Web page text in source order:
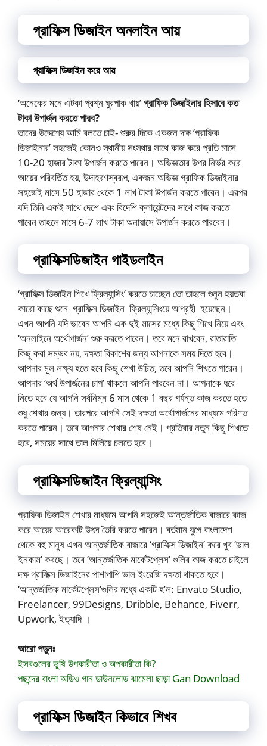
গ্রাফিক্স ডিজাইন অনলাইন আয়
গ্রাফিক্স ডিজাইন করে আয়
‘অনেকের মনে এটকা প্রশ্ন ঘুরপাক খায়’গ্রাফিক ডিজাইনার হিসাবে কত
টাকা উপার্জন করতে পারব?
তাদের উদ্দেশ্যে আমি বলতে চাই- শুরুর দিকে একজন দক্ষ ‘গ্রাফিক
ডিজাইনার’ সহজেই কোনও স্থানীয় সংস্থার সাথে কাজ করে প্রতি মাসে
10-20 হাজার টাকা উপার্জন করতে পারেন। অভিজ্ঞতার উপর নির্ভর করে
আয়ের পরিবর্তিত হয়, উদাহরণস্বরূপ, একজন অভিজ্ঞ গ্রাফিক ডিজাইনার
সহজেই মাসে 50 হাজার থেকে 1 লাখ টাকা উপার্জন করতে পারেন। এরপর
যদি তিনি একই সাথে দেশে এবং বিদেশি ক্লায়েন্টদের সাথে কাজ করতে
পারেন তাহলে মাসে 6-7 লাখ টাকা অনায়াসে উপার্জন করতে পারবেন।
গ্রাফিক্সডিজাইন গাইডলাইন
‘গ্রাফিক্স ডিজাইন শিখে ফ্রিল্যান্সিং’ করতে চাচ্ছেন তো তাহলে শুনুন হয়তবা
কারো কাছে শুনে গ্রাফিক্স ডিজাইন ফ্রিল্যান্সিংয়ে আগ্রহী হয়েছেন।
এখন আপনি যদি ভাবেন আপনি এক দুই মাসের মধ্যে কিছু শিখে নিয়ে এবং
‘অনলাইনে অর্থোপার্জন’ শুরু করতে পারেন। তবে মনে রাখবেন, রাতারাতি
কিছু করা সম্ভব নয়, দক্ষতা বিকাশের জন্য আপনাকে সময় দিতে হবে।
আপনার মূল লক্ষ্য হতে হবে কিছু শেখা উচিত, তবে আপনি শিখতে পারেন।
আপনার ‘অর্থ উপার্জনের চাপ’ থাকলে আপনি পারবেন না। আপনাকে ধরে
নিতে হবে যে আপনি সর্বনিম্ন 6 মাস থেকে 1 বছর পর্যন্ত কাজ করতে হতে
শুধু শেখার জন্য। তারপরে আপনি সেই দক্ষতা অর্থোপার্জনের মাধ্যমে পরিণত
করতে পারেন। তবে আপনার শেখার শেষ নেই। প্রতিবার নতুন কিছু শিখতে
হবে, সময়ের সাথে তাল মিলিয়ে চলতে হবে।
গ্রাফিক্সডিজাইন ফ্রিল্যান্সিং
গ্রাফিক ডিজাইন শেখার মাধ্যমে আপনি সহজেই আন্তর্জাতিক বাজারে কাজ
করে আয়ের আরেকটি উৎস তৈরি করতে পারেন। বর্তমান যুগে বাংলাদেশ
থেকে বহু মানুষ এখন আন্তর্জাতিক বাজারে ‘গ্রাফিক্স ডিজাইন’ করে খুব ‘ভাল
ইনকাম’ করছে। তবে ‘আন্তর্জাতিক মার্কেটপ্লেস’ গুলির কাজ করতে চাইলে
দক্ষ গ্রাফিক্স ডিজাইনের পাশাপাশি ভাল ইংরেজি দক্ষতা থাকতে হবে।
‘আন্তর্জাতিক মার্কেটপ্লেস’গুলির মধ্যে একটি হ’ল: Envato Studio,
Freelancer, 99Designs, Dribble, Behance, Fiverr,
Upwork, ইত্যাদি ।
আরো পড়ুনঃ
ইসবগুলের ভুষি উপকারীতা ও অপকারীতা কি?
পছন্দের বাংলা অডিও গান ডাউনলোড ঝামেলা ছাড়া Gan Download
গ্রাফিক্স ডিজাইন কিভাবে শিখব